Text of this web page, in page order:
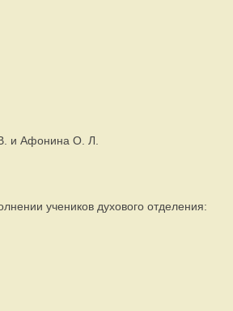
и Афонина О. Л.
учеников духового отделения: